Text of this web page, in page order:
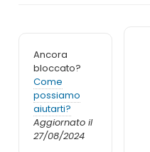
Ancora
bloccato?
Come
possiamo
aiutarti?
Aggiornato il
27/08/2024